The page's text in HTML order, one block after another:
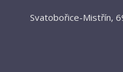
Svatobořice-Mistřín,